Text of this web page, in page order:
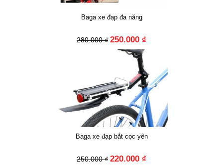
Baga xe đạp đa năng
280.000 ₫ 250.000 ₫
Baga xe đạp bắt cọc yên
250.000 ₫ 220.000 ₫